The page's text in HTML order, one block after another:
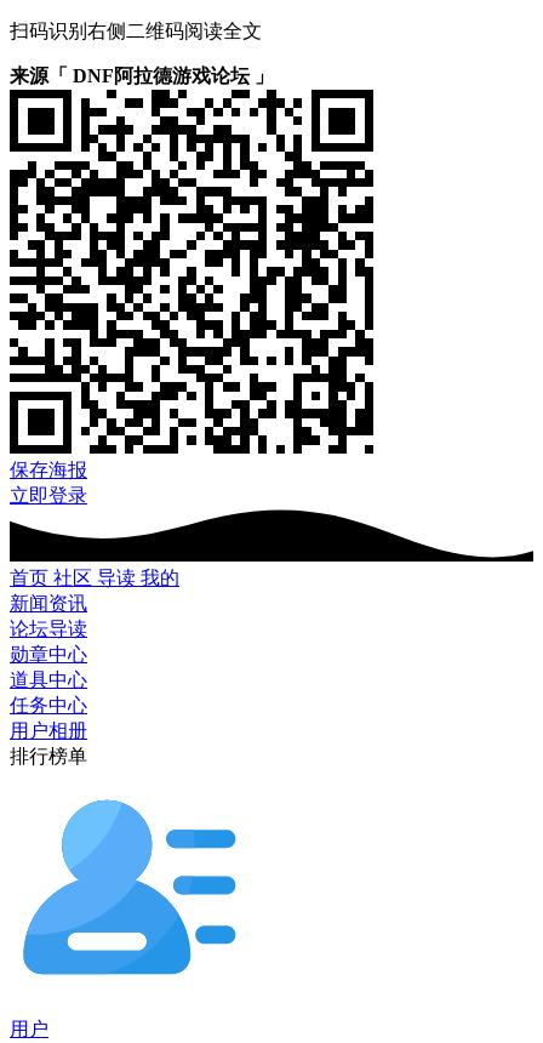
扫码识别右侧二维码阅读全文
来源「 DNF阿拉德游戏论坛 」
保存海报
立即登录
首页 社区 导读 我的
新闻资讯
论坛导读
勋章中心
道具中心
任务中心
用户相册
排行榜单
用户